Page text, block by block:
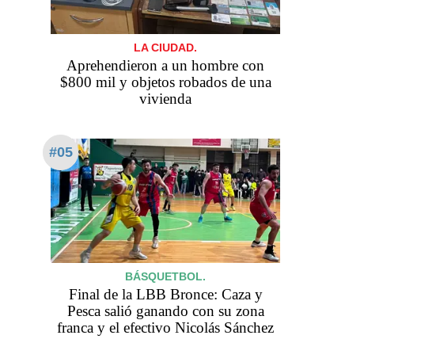
LA CIUDAD.
Aprehendieron a un hombre con
$800 mil y objetos robados de una
vivienda
#05
BÁSQUETBOL.
Final de la LBB Bronce: Caza y
Pesca salió ganando con su zona
franca y el efectivo Nicolás Sánchez